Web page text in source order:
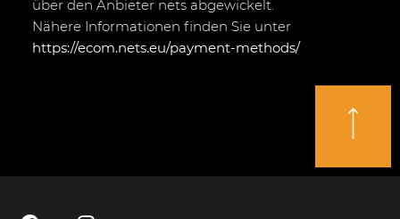
über den Anbieter nets abgewickelt.
Nähere Informationen finden Sie unter
https://ecom.nets.eu/payment-methods/